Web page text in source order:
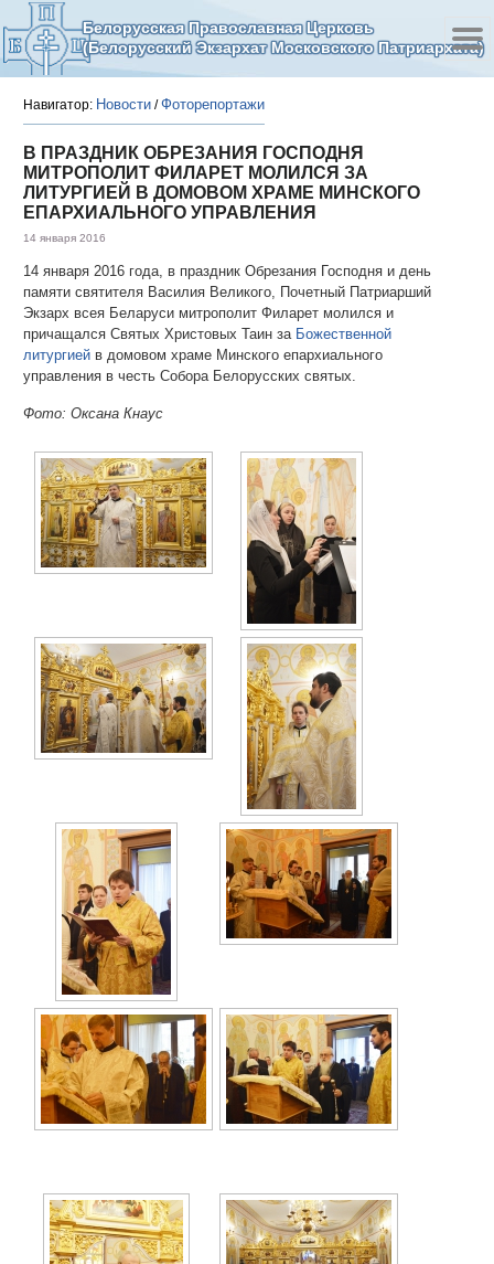
Белорусская Православная Церковь
(Белорусский Экзархат Московского Патриархата)
Навигатор: Новости /Фоторепортажи
В ПРАЗДНИК ОБРЕЗАНИЯ ГОСПОДНЯ
МИТРОПОЛИТ ФИЛАРЕТ МОЛИЛСЯ ЗА
ЛИТУРГИЕЙ В ДОМОВОМ ХРАМЕ МИНСКОГО
ЕПАРХИАЛЬНОГО УПРАВЛЕНИЯ
14 января 2016
14 января 2016 года, в праздник Обрезания Господня и день
памяти святителя Василия Великого, Почетный Патриарший
Экзарх всея Беларуси митрополит Филарет молился и
причащался Святых Христовых Таин за Божественной
литургией в домовом храме Минского епархиального
управления в честь Собора Белорусских святых.
Фото: Оксана Кнаус